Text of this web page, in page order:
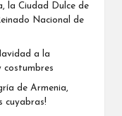
la Ciudad Dulce de
Nacional de
a la
costumbres
de Armenia,
cuyabras!